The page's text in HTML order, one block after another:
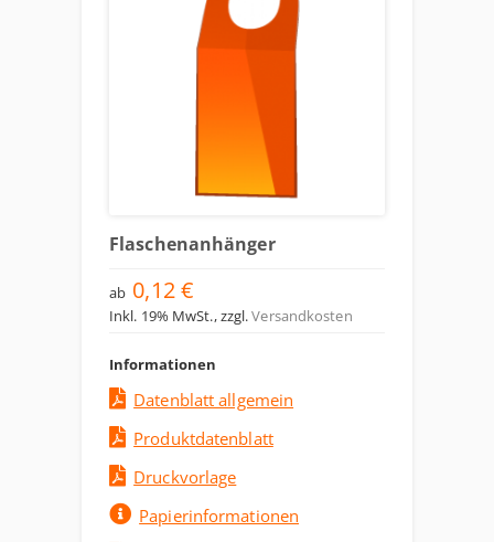
Flaschenanhänger
ab 0,12 €
Inkl. 19% MwSt.,zzgl.Versandkosten
Informationen
Datenblatt allgemein
Produktdatenblatt
Druckvorlage
Papierinformationen